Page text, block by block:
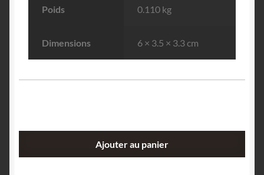
Poids 0.110 kg
Dimensions 6 × 3.5 × 3.3 cm
Ajouter au panier